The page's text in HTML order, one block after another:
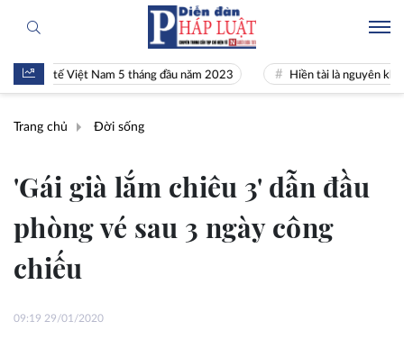
tế Việt Nam 5 tháng đầu năm 2023 Hiền tài là nguyên khí Quốc
Trang chủ Đời sống
'Gái già lắm chiêu 3' dẫn đầu
phòng vé sau 3 ngày công
chiếu
09:19 29/01/2020